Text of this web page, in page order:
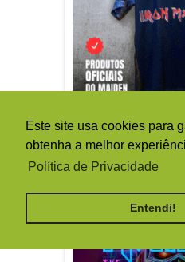
Este site usa cookies para
obtenha a melhor
Política de Privacidade
Entendi!